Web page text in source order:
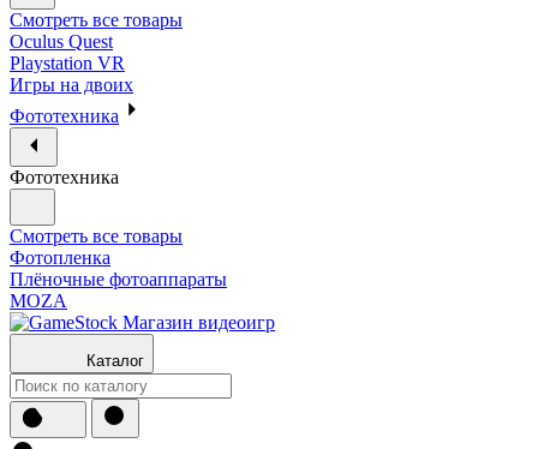
Смотреть все товары
Oculus Quest
Playstation VR
Игры на двоих
Фототехника
Фототехника
Смотреть все товары
Фотопленка
Плёночные фотоаппараты
MOZA
Каталог